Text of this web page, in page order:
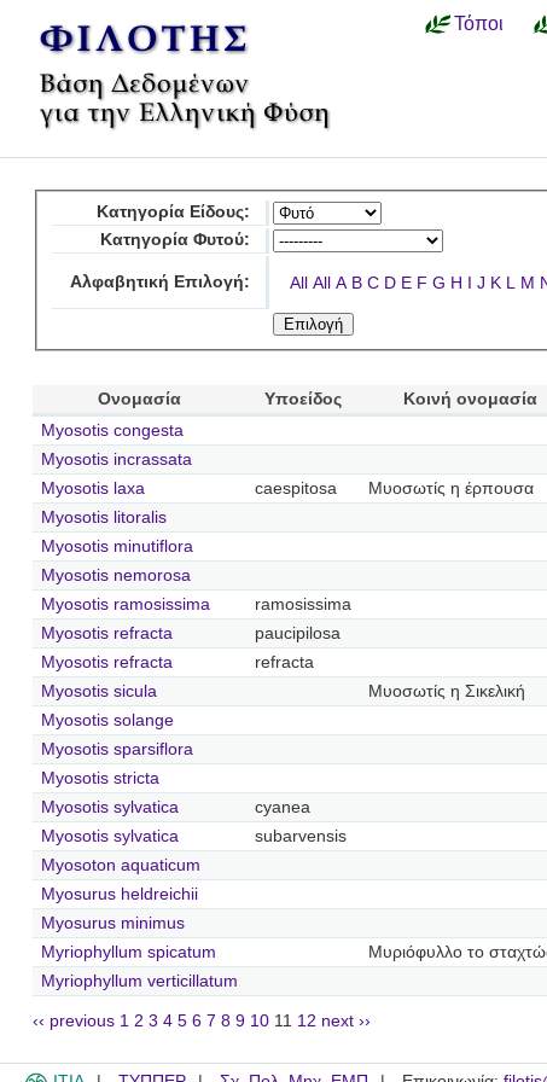
Τόποι
Κατηγορία Είδους:
Κατηγορία Φυτού:
Αλφαβητική Επιλογή: All All A B C D E F G H I J K L M
Ονομασία Υποείδος Κοινή ονομασία
Myosotis congesta
Myosotis incrassata
Myosotis laxa
caespitosa
Μυοσωτίς η έρπουσα
Myosotis litoralis
Myosotis minutiflora
Myosotis nemorosa
Myosotis ramosissima
ramosissima
Myosotis refracta
paucipilosa
Myosotis refracta
refracta
Myosotis sicula
Μυοσωτίς η Σικελική
Myosotis solange
Myosotis sparsiflora
Myosotis stricta
Myosotis sylvatica
cyanea
Myosotis sylvatica
subarvensis
Myosoton aquaticum
Myosurus heldreichii
Myosurus minimus
Myriophyllum spicatum
Μυριόφυλλο το
Myriophyllum verticillatum
‹‹ previous 1 2 3 4 5 6 7 8 9 10 11 12 next ››